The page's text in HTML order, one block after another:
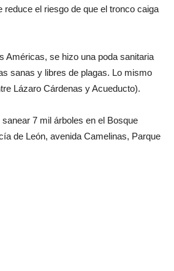
el riesgo de que el tronco caiga
Américas, se hizo una poda sanitaria
sanas y libres de plagas. Lo mismo
Lázaro Cárdenas y Acueducto).
7 mil árboles en el Bosque
de León, avenida Camelinas, Parque